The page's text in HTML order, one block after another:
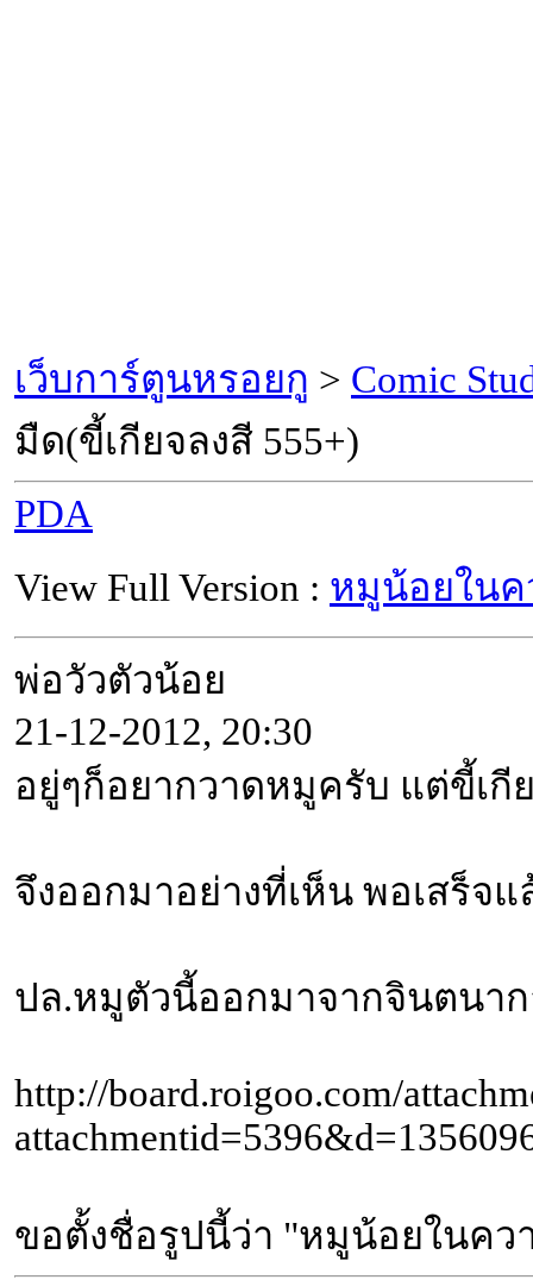
เว็บการ์ตูนหรอยกู > Comic
มืด(ขี้เกียจลงสี 555+)
PDA
View Full Version : หมูน้อยในค
พ่อวัวตัวน้อย
21-12-2012, 20:30
อยู่ๆก็อยากวาดหมูครับ แต่ขี้เกี
จึงออกมาอย่างที่เห็น พอเสร็จ
ปล.หมูตัวนี้ออกมาจากจินตนา
http://board.roigoo.com/
ขอตั้งชื่อรูปนี้ว่า "หมูน้อยในคว